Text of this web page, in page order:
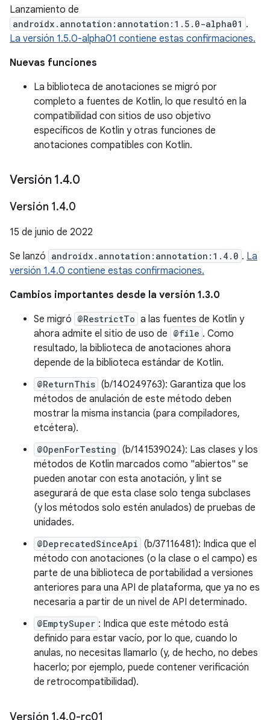
Lanzamiento de
androidx.annotation:annotation:1.5.0-alpha01 .
La versión 1.5.0-alpha01 contiene estas confirmaciones.
Nuevas funciones
La biblioteca de anotaciones se migró por
completo a fuentes de Kotlin, lo que resultó en la
compatibilidad con sitios de uso objetivo
específicos de Kotlin y otras funciones de
anotaciones compatibles con Kotlin.
Versión 1.4.0
Versión 1.4.0
15 de junio de 2022
Se lanzó androidx.annotation:annotation:1.4.0 . La
versión 1.4.0 contiene estas confirmaciones.
Cambios importantes desde la versión 1.3.0
Se migró @RestrictTo a las fuentes de Kotlin y
ahora admite el sitio de uso de @file . Como
resultado, la biblioteca de anotaciones ahora
depende de la biblioteca estándar de Kotlin.
@ReturnThis (b/140249763): Garantiza que los
métodos de anulación de este método deben
mostrar la misma instancia (para compiladores,
etcétera).
@OpenForTesting (b/141539024): Las clases y los
métodos de Kotlin marcados como "abiertos" se
pueden anotar con esta anotación, y lint se
asegurará de que esta clase solo tenga subclases
(y los métodos solo estén anulados) de pruebas de
unidades.
@DeprecatedSinceApi (b/37116481): Indica que el
método con anotaciones (o la clase o el campo) es
parte de una biblioteca de portabilidad a versiones
anteriores para una API de plataforma, que ya no es
necesaria a partir de un nivel de API determinado.
@EmptySuper : Indica que este método está
definido para estar vacío, por lo que, cuando lo
anulas, no necesitas llamarlo (y, de hecho, no debes
hacerlo; por ejemplo, puede contener verificación
de retrocompatibilidad).
Versión 1.4.0-rc01